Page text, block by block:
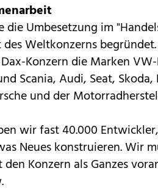
Umbesetzung im
Weltkonzerns
Konzern die Marken
Scania,Audi, Seat, Skoda,
und der
wir fast 40.000
Neues konstruieren. Wir
Konzern als Ganzes